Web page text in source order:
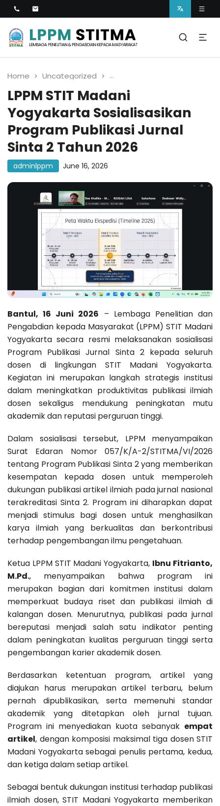
LPPM STITMA
Masyarakat
Home Uncategorized LPPM STIT Madani
LPPM STIT Madani
Yogyakarta Sosialisasikan
Program Publikasi Jurnal
Sinta 2 Tahun 2026
adminlppm June 16, 2026
Bantul, 16 Juni 2026 – Lembaga Penelitian dan
Pengabdian kepada Masyarakat (LPPM) STIT Madani
Yogyakarta secara resmi melaksanakan sosialisasi
Program Publikasi Jurnal Sinta 2 kepada seluruh
dosen di lingkungan STIT Madani Yogyakarta.
Kegiatan ini merupakan langkah strategis institusi
dalam meningkatkan produktivitas publikasi ilmiah
dosen sekaligus mendukung peningkatan mutu
akademik dan reputasi perguruan tinggi.
Dalam sosialisasi tersebut, LPPM menyampaikan
Surat Edaran Nomor 057/K/A-2/STITMA/VI/2026
tentang Program Publikasi Sinta 2 yang memberikan
kesempatan kepada dosen untuk memperoleh
dukungan publikasi artikel ilmiah pada jurnal nasional
terakreditasi Sinta 2. Program ini diharapkan dapat
menjadi stimulus bagi dosen untuk menghasilkan
karya ilmiah yang berkualitas dan berkontribusi
terhadap pengembangan ilmu pengetahuan.
Ketua LPPM STIT Madani Yogyakarta, Ibnu Fitrianto,
M.Pd., menyampaikan bahwa program ini
merupakan bagian dari komitmen institusi dalam
memperkuat budaya riset dan publikasi ilmiah di
kalangan dosen. Menurutnya, publikasi pada jurnal
bereputasi menjadi salah satu indikator penting
dalam peningkatan kualitas perguruan tinggi serta
pengembangan karier akademik dosen.
Berdasarkan ketentuan program, artikel yang
diajukan harus merupakan artikel terbaru, belum
pernah dipublikasikan, serta memenuhi standar
akademik yang ditetapkan oleh jurnal tujuan.
Program ini menyediakan kuota sebanyak empat
artikel, dengan komposisi maksimal tiga dosen STIT
Madani Yogyakarta sebagai penulis pertama, kedua,
dan ketiga dalam setiap artikel.
Sebagai bentuk dukungan institusi terhadap publikasi
ilmiah dosen, STIT Madani Yogyakarta memberikan